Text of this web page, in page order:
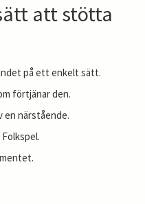
att stötta
på ett enkelt sätt.
förtjänar den.
en närstående.